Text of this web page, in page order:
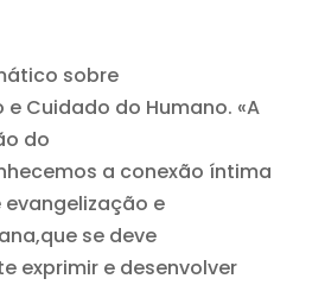
sobre
e Cuidado do Humano. «A
do
a conexão íntima
evangelização e
se deve
exprimir e desenvolver